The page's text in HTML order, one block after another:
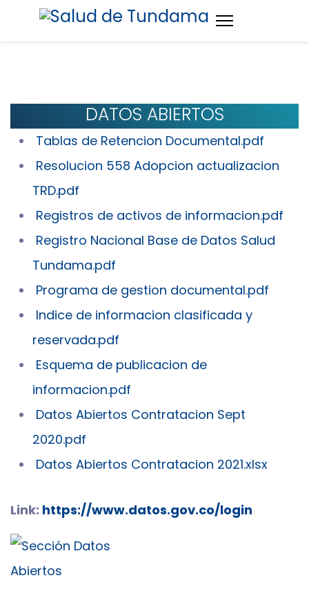
DATOS ABIERTOS
Tablas de Retencion Documental.pdf
Resolucion 558 Adopcion actualizacion
TRD.pdf
Registros de activos de informacion.pdf
Registro Nacional Base de Datos Salud
Tundama.pdf
Programa de gestion documental.pdf
Indice de informacion clasificada y
reservada.pdf
Esquema de publicacion de
informacion.pdf
Datos Abiertos Contratacion Sept
2020.pdf
Datos Abiertos Contratacion 2021.xlsx
Link: https://www.datos.gov.co/login